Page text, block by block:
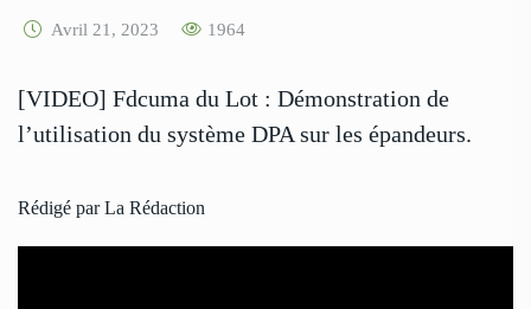
Avril 21, 2023 1964
[VIDEO] Fdcuma du Lot : Démonstration de
l’utilisation du système DPA sur les épandeurs.
Rédigé par La Rédaction